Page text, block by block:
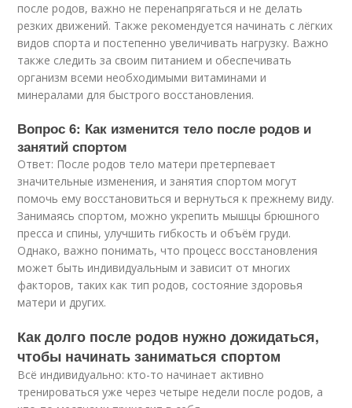
после родов, важно не перенапрягаться и не делать
резких движений. Также рекомендуется начинать с лёгких
видов спорта и постепенно увеличивать нагрузку. Важно
также следить за своим питанием и обеспечивать
организм всеми необходимыми витаминами и
минералами для быстрого восстановления.
Вопрос 6: Как изменится тело после родов и
занятий спортом
Ответ: После родов тело матери претерпевает
значительные изменения, и занятия спортом могут
помочь ему восстановиться и вернуться к прежнему виду.
Занимаясь спортом, можно укрепить мышцы брюшного
пресса и спины, улучшить гибкость и объём груди.
Однако, важно понимать, что процесс восстановления
может быть индивидуальным и зависит от многих
факторов, таких как тип родов, состояние здоровья
матери и других.
Как долго после родов нужно дожидаться,
чтобы начинать заниматься спортом
Всё индивидуально: кто-то начинает активно
тренироваться уже через четыре недели после родов, а